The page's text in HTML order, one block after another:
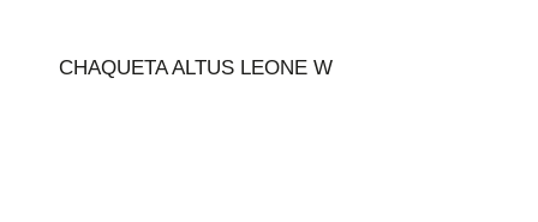
CHAQUETA ALTUS LEONE W